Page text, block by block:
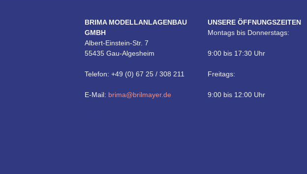
BRIMA MODELLANLAGENBAU
GMBH
Albert-Einstein-Str. 7
55435 Gau-Algesheim
Telefon: +49 (0) 67 25 / 308 211
E-Mail: brima@brilmayer.de
UNSERE ÖFFNUNGSZEITEN
Montags bis Donnerstags:
9:00 bis 17:30 Uhr
Freitags:
9:00 bis 12:00 Uhr